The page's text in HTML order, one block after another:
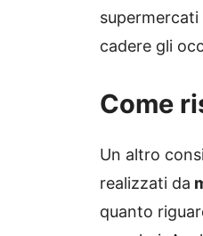
cadere gli
Come
Un altro
realizzati da
quanto